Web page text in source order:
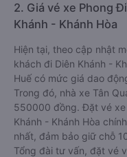
2. Giá vé xe Phong
Khánh - Khánh Hòa
Hiện tại, theo cập nhật
khách đi Diên Khánh -
Huế có mức giá dao
Trong đó, nhà xe Tân
550000 đồng. Đặt vé xe
Khánh - Khánh Hòa
nhất, đảm bảo giữ chỗ
Tổng đài tư vấn, đặt vé